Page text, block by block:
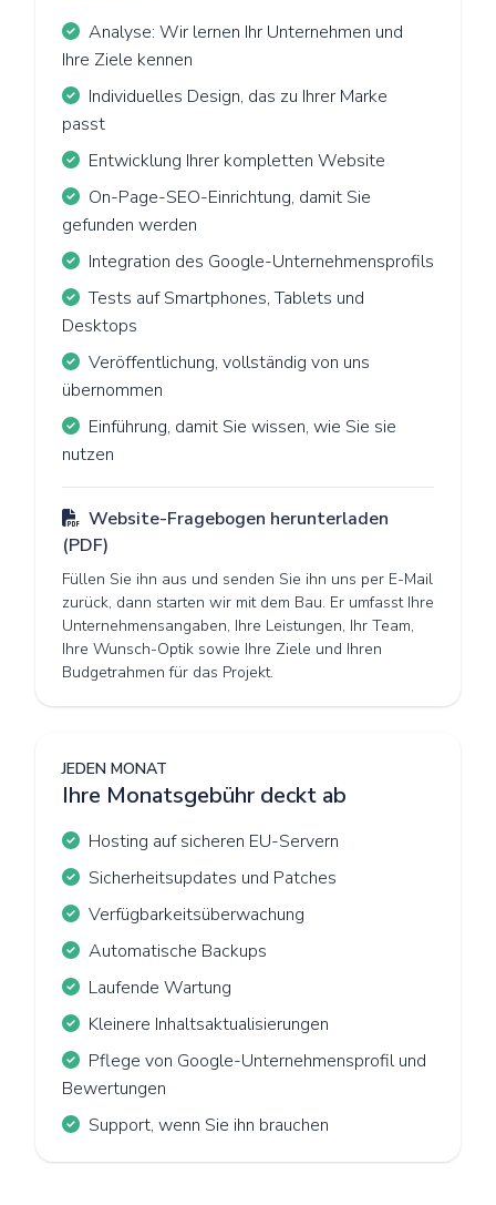
Analyse: Wir lernen Ihr Unternehmen und
Ihre Ziele kennen
Individuelles Design, das zu Ihrer Marke
passt
Entwicklung Ihrer kompletten Website
On-Page-SEO-Einrichtung, damit Sie
gefunden werden
Integration des Google-Unternehmensprofils
Tests auf Smartphones, Tablets und
Desktops
Veröffentlichung, vollständig von uns
übernommen
Einführung, damit Sie wissen, wie Sie sie
nutzen
Website-Fragebogen herunterladen
(PDF)
Füllen Sie ihn aus und senden Sie ihn uns per E-Mail
zurück, dann starten wir mit dem Bau. Er umfasst Ihre
Unternehmensangaben, Ihre Leistungen, Ihr Team,
Ihre Wunsch-Optik sowie Ihre Ziele und Ihren
Budgetrahmen für das Projekt.
JEDEN MONAT
Ihre Monatsgebühr deckt ab
Hosting auf sicheren EU-Servern
Sicherheitsupdates und Patches
Verfügbarkeitsüberwachung
Automatische Backups
Laufende Wartung
Kleinere Inhaltsaktualisierungen
Pflege von Google-Unternehmensprofil und
Bewertungen
Support, wenn Sie ihn brauchen